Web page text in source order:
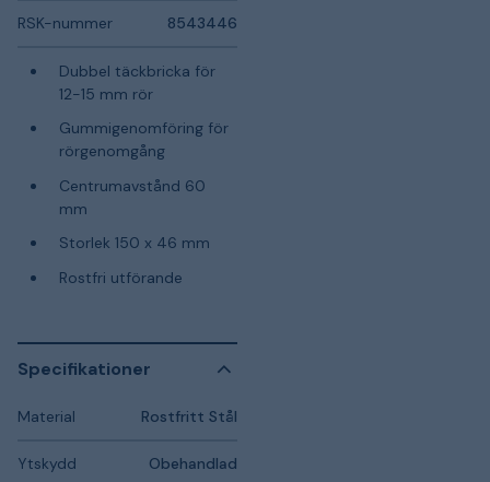
RSK-nummer 8543446
Dubbel täckbricka för
12-15 mm rör
Gummigenomföring för
rörgenomgång
Centrumavstånd 60
mm
Storlek 150 x 46 mm
Rostfri utförande
Specifikationer
Material Rostfritt Stål
Ytskydd Obehandlad